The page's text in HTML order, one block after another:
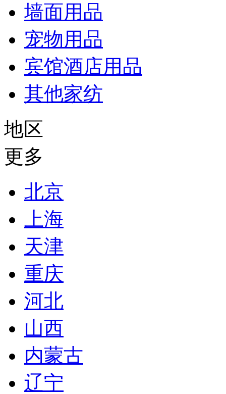
墙面用品
宠物用品
宾馆酒店用品
其他家纺
地区
更多
北京
上海
天津
重庆
河北
山西
内蒙古
辽宁